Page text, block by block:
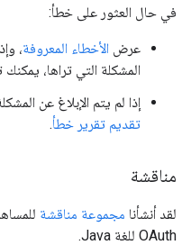
في حال العثور على خطأ:
عرض الأخطاء المعروفة،
المشكلة التي تراها،
إذا لم يتم الإبلاغ عن
تقديم تقرير خطأ.
مناقشة
لقد أنشأنا مجموعة مناقشة
OAuth للغة Java.